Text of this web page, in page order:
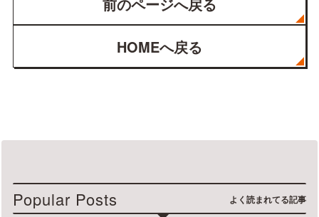
HOMEへ戻る
Popular Posts